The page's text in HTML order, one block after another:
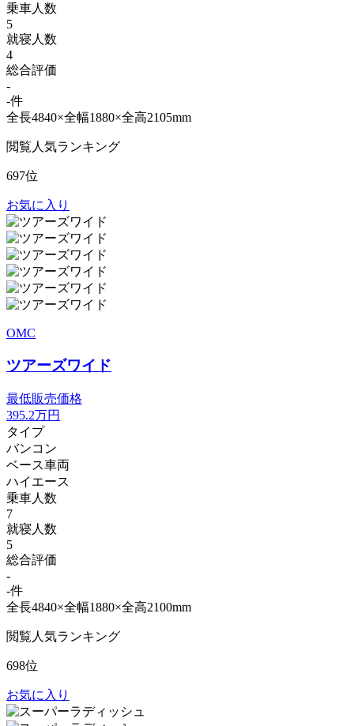
乗車人数
5
就寝人数
4
総合評価
-
-件
全長4840×全幅1880×全高2105mm
閲覧人気ランキング
697位
お気に入り
OMC
ツアーズワイド
最低販売価格
395.2万円
タイプ
バンコン
ベース車両
ハイエース
乗車人数
7
就寝人数
5
総合評価
-
-件
全長4840×全幅1880×全高2100mm
閲覧人気ランキング
698位
お気に入り